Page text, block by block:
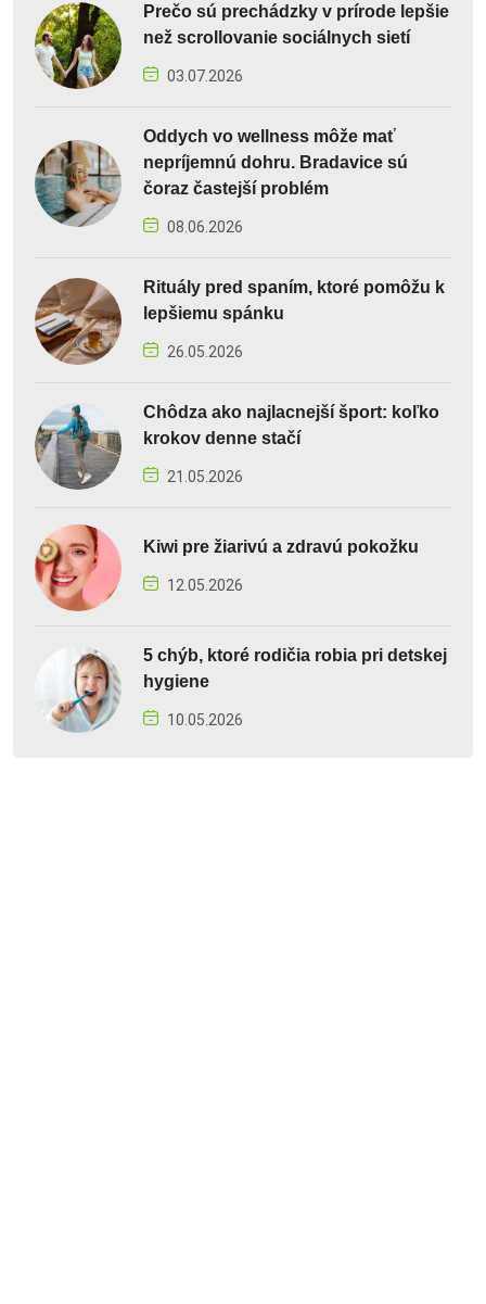
Prečo sú prechádzky v prírode lepšie
než scrollovanie sociálnych sietí
03.07.2026
Oddych vo wellness môže mať
nepríjemnú dohru. Bradavice sú
čoraz častejší problém
08.06.2026
Rituály pred spaním, ktoré pomôžu k
lepšiemu spánku
26.05.2026
Chôdza ako najlacnejší šport: koľko
krokov denne stačí
21.05.2026
Kiwi pre žiarivú a zdravú pokožku
12.05.2026
5 chýb, ktoré rodičia robia pri detskej
hygiene
10.05.2026